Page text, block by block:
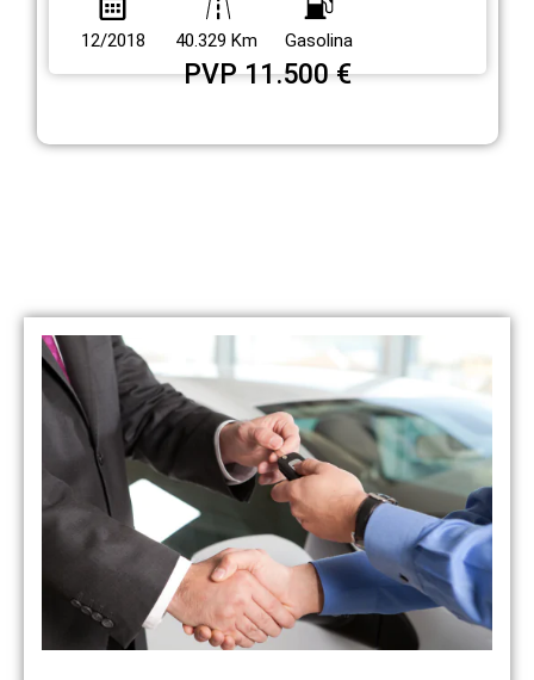
12/2018 40.329 Km Gasolina
PVP 11.500 €